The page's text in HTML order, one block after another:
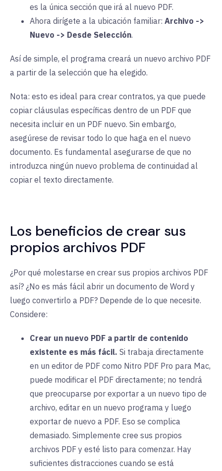
es la única sección que irá al nuevo PDF.
Ahora dirígete a la ubicación familiar: Archivo ->
Nuevo -> Desde Selección.
Así de simple, el programa creará un nuevo archivo PDF
a partir de la selección que ha elegido.
Nota: esto es ideal para crear contratos, ya que puede
copiar cláusulas específicas dentro de un PDF que
necesita incluir en un PDF nuevo. Sin embargo,
asegúrese de revisar todo lo que haga en el nuevo
documento. Es fundamental asegurarse de que no
introduzca ningún nuevo problema de continuidad al
copiar el texto directamente.
Los beneficios de crear sus
propios archivos PDF
¿Por qué molestarse en crear sus propios archivos PDF
así? ¿No es más fácil abrir un documento de Word y
luego convertirlo a PDF? Depende de lo que necesite.
Considere:
Crear un nuevo PDF a partir de contenido
existente es más fácil. Si trabaja directamente
en un editor de PDF como Nitro PDF Pro para Mac,
puede modificar el PDF directamente; no tendrá
que preocuparse por exportar a un nuevo tipo de
archivo, editar en un nuevo programa y luego
exportar de nuevo a PDF. Eso se complica
demasiado. Simplemente cree sus propios
archivos PDF y esté listo para comenzar. Hay
suficientes distracciones cuando se está